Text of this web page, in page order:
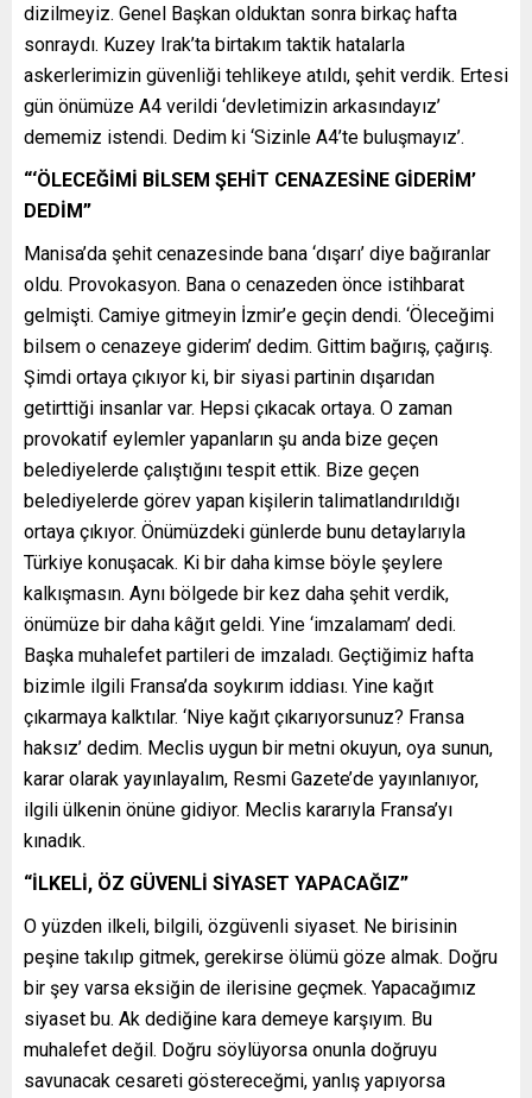
dizilmeyiz. Genel Başkan olduktan sonra birkaç hafta
sonraydı. Kuzey Irak’ta birtakım taktik hatalarla
askerlerimizin güvenliği tehlikeye atıldı, şehit verdik. Ertesi
gün önümüze A4 verildi ‘devletimizin arkasındayız’
dememiz istendi. Dedim ki ‘Sizinle A4’te buluşmayız’.
“‘ÖLECEĞİMİ BİLSEM ŞEHİT CENAZESİNE GİDERİM’
DEDİM”
Manisa’da şehit cenazesinde bana ‘dışarı’ diye bağıranlar
oldu. Provokasyon. Bana o cenazeden önce istihbarat
gelmişti. Camiye gitmeyin İzmir’e geçin dendi. ‘Öleceğimi
bilsem o cenazeye giderim’ dedim. Gittim bağırış, çağırış.
Şimdi ortaya çıkıyor ki, bir siyasi partinin dışarıdan
getirttiği insanlar var. Hepsi çıkacak ortaya. O zaman
provokatif eylemler yapanların şu anda bize geçen
belediyelerde çalıştığını tespit ettik. Bize geçen
belediyelerde görev yapan kişilerin talimatlandırıldığı
ortaya çıkıyor. Önümüzdeki günlerde bunu detaylarıyla
Türkiye konuşacak. Ki bir daha kimse böyle şeylere
kalkışmasın. Aynı bölgede bir kez daha şehit verdik,
önümüze bir daha kâğıt geldi. Yine ‘imzalamam’ dedi.
Başka muhalefet partileri de imzaladı. Geçtiğimiz hafta
bizimle ilgili Fransa’da soykırım iddiası. Yine kağıt
çıkarmaya kalktılar. ‘Niye kağıt çıkarıyorsunuz? Fransa
haksız’ dedim. Meclis uygun bir metni okuyun, oya sunun,
karar olarak yayınlayalım, Resmi Gazete’de yayınlanıyor,
ilgili ülkenin önüne gidiyor. Meclis kararıyla Fransa’yı
kınadık.
“İLKELİ, ÖZ GÜVENLİ SİYASET YAPACAĞIZ”
O yüzden ilkeli, bilgili, özgüvenli siyaset. Ne birisinin
peşine takılıp gitmek, gerekirse ölümü göze almak. Doğru
bir şey varsa eksiğin de ilerisine geçmek. Yapacağımız
siyaset bu. Ak dediğine kara demeye karşıyım. Bu
muhalefet değil. Doğru söylüyorsa onunla doğruyu
savunacak cesareti göstereceğmi, yanlış yapıyorsa